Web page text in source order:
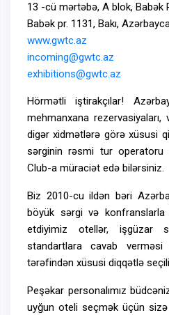
13 -cü mərtəbə, A blok, Babək
Babək pr. 1131, Bakı,
www.gwtc.az
incoming@gwtc.az
exhibitions@gwtc.az
Hörmətli iştirakçılar!
mehmanxana
digər xidmətlərə görə xüsusi
sərginin rəsmi tur operatoru
Club-a müraciət edə bilərsiniz.
Biz 2010-cu ildən bəri
böyük sərgi və konfranslarla
etdiyimiz otellər, işgüzar
standartlara cavab verməsi
tərəfindən xüsusi diqqətlə
Peşəkar personalımız
uyğun oteli seçmək üçün